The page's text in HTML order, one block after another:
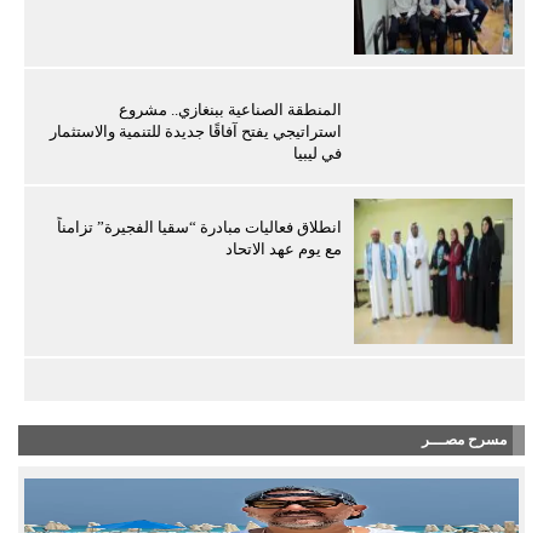
المنطقة الصناعية ببنغازي.. مشروع
استراتيجي يفتح آفاقًا جديدة للتنمية والاستثمار
في ليبيا
انطلاق فعاليات مبادرة “سقيا الفجيرة” تزامناً
مع يوم عهد الاتحاد
مسرح مصـــر